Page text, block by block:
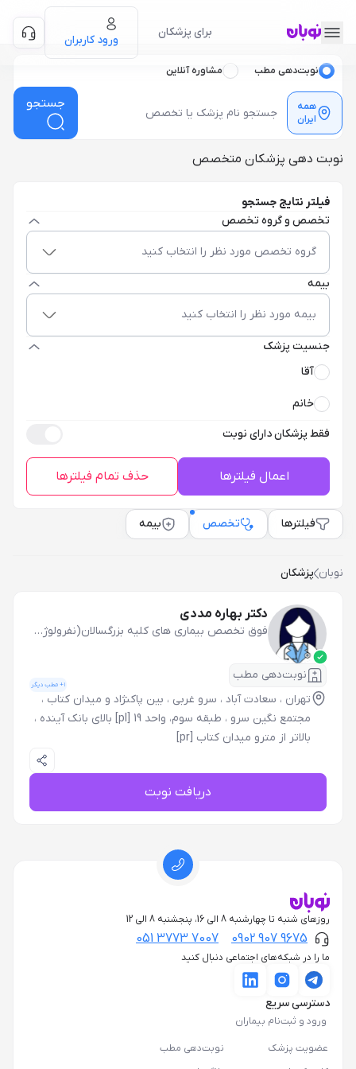
برای پزشکان
ورود کاربران
نوبت‌دهی مطب مشاوره آنلاین
همه
ایران
جستجو
نوبت دهی پزشکان متخصص
فیلتر نتایج جستجو
تخصص و گروه تخصص
گروه تخصص مورد نظر را انتخاب کنید
بیمه
بیمه مورد نظر را انتخاب کنید
جنسیت پزشک
آقا
خانم
فقط پزشکان دارای نوبت
اعمال فیلترها حذف تمام فیلترها
فیلترها تخصص بیمه
نوبان پزشکان
دکتر بهاره مددی
فوق تخصص بیماری های کلیه بزرگسالان(نفرولوژی بزرگسالان)
نوبت‌دهی مطب
1+ مطب دیگر
تهران ، سعادت آباد ، سرو غربی ، بین پاکنژاد و میدان کتاب ،
مجتمع نگین سرو ، طبقه سوم، واحد 19 [pl] بالای بانک آینده ،
بالاتر از مترو میدان کتاب [pr]
دریافت نوبت
روزهای شنبه تا چهارشنبه 8 الی 16، پنجشنبه 8 الی 12
0902 907 9675
051 3773 7007
ما را در شبکه‌های اجتماعی دنبال کنید
دسترسی سریع
ورود و ثبت‌نام بیماران
عضویت پزشک
نوبت‌دهی مطب